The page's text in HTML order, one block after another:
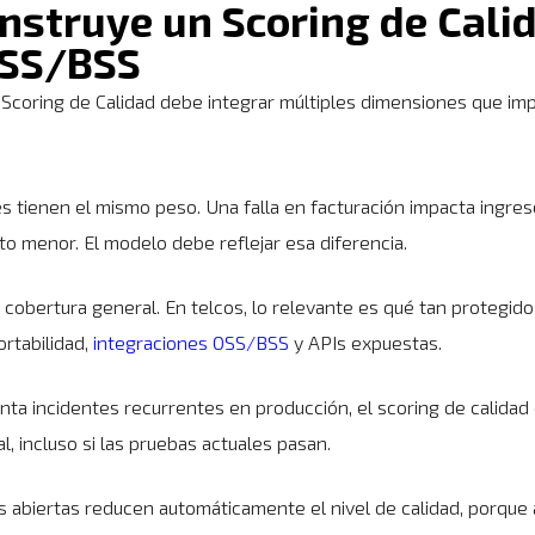
un Scoring de
BSS
de Calidad debe integrar múltiples dimensiones que
tienen el mismo peso. Una falla en facturación impacta
menor. El modelo debe reflejar esa diferencia.
general. En telcos, lo relevante es qué tan
integraciones OSS/BSS y APIs expuestas.
incidentes recurrentes en producción, el scoring de
incluso si las pruebas actuales pasan.
abiertas reducen automáticamente el nivel de calidad,